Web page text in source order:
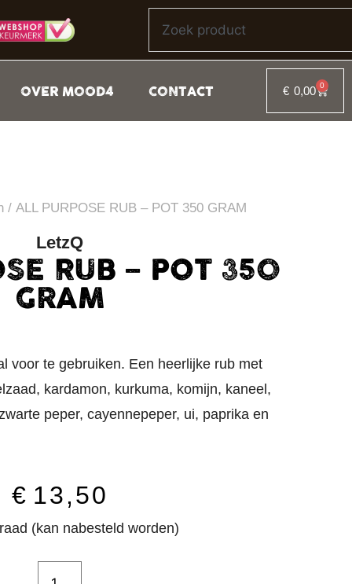
OVER MOOD4 CONTACT € 0,00 0
/ ALL PURPOSE RUB – POT 350 GRAM
LetzQ
RUB – POT 350
GRAM
voor te gebruiken. Een heerlijke rub met
kardamon, kurkuma, komijn, kaneel,
peper, cayennepeper, ui, paprika en
€ 13,50
(kan nabesteld worden)